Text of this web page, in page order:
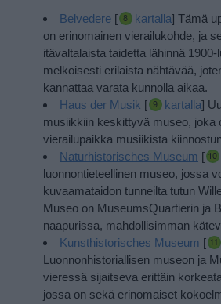
Belvedere [ kartalla] Tämä
on erinomainen vierailukohde, ja
itävaltalaista taidetta lähinnä
melkoisesti erilaista nähtävää,
kannattaa varata kunnolla aikaa.
Haus der Musik [ kartalla]
musiikkiin keskittyvä museo, joka
vierailupaikka musiikista
Naturhistorisches Museum [
luonnontieteellinen museo, jossa
kuvaamataidon tunneilta tutun
Museo on MuseumsQuartierin ja
naapurissa, mahdollisimman
Kunsthistorisches Museum [
Luonnonhistoriallisen museon ja
vieressä sijaitseva erittäin
jossa on sekä erinomaiset